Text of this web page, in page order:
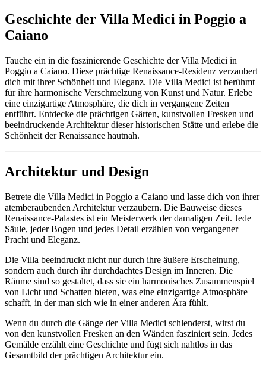
Geschichte der Villa Medici in Poggio a
Caiano
Tauche ein in die faszinierende Geschichte der Villa Medici in
Poggio a Caiano. Diese prächtige Renaissance-Residenz verzaubert
dich mit ihrer Schönheit und Eleganz. Die Villa Medici ist berühmt
für ihre harmonische Verschmelzung von Kunst und Natur. Erlebe
eine einzigartige Atmosphäre, die dich in vergangene Zeiten
entführt. Entdecke die prächtigen Gärten, kunstvollen Fresken und
beeindruckende Architektur dieser historischen Stätte und erlebe die
Schönheit der Renaissance hautnah.
Architektur und Design
Betrete die Villa Medici in Poggio a Caiano und lasse dich von ihrer
atemberaubenden Architektur verzaubern. Die Bauweise dieses
Renaissance-Palastes ist ein Meisterwerk der damaligen Zeit. Jede
Säule, jeder Bogen und jedes Detail erzählen von vergangener
Pracht und Eleganz.
Die Villa beeindruckt nicht nur durch ihre äußere Erscheinung,
sondern auch durch ihr durchdachtes Design im Inneren. Die
Räume sind so gestaltet, dass sie ein harmonisches Zusammenspiel
von Licht und Schatten bieten, was eine einzigartige Atmosphäre
schafft, in der man sich wie in einer anderen Ära fühlt.
Wenn du durch die Gänge der Villa Medici schlenderst, wirst du
von den kunstvollen Fresken an den Wänden fasziniert sein. Jedes
Gemälde erzählt eine Geschichte und fügt sich nahtlos in das
Gesamtbild der prächtigen Architektur ein.